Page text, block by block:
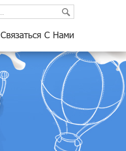
Связаться С Нами